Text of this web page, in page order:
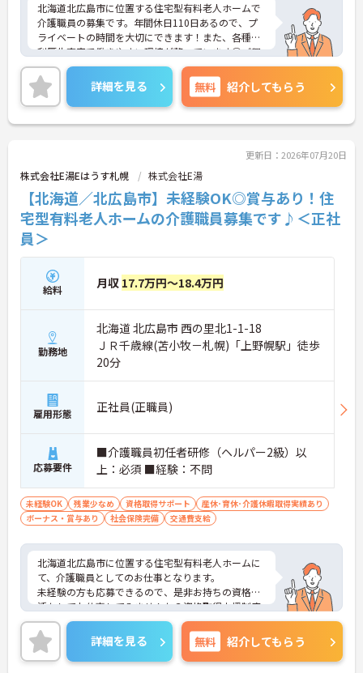
北海道北広島市に位置する住宅型有料老人ホームで
介護職員の募集です。年間休日110日あるので、プ
ライベートの時間を大切にできます！また、各種福
利厚生充実で働きやすい環境が整っています◎ご興
味のある方はご面接のポイントお伝えしますのでご
気軽にお問い合わせください。
詳細を見る 無料 紹介してもらう
更新日：2026年07月20日
株式会社E湯Eはうす札幌 株式会社E湯
【北海道／北広島市】未経験OK◎賞与あり！住
宅型有料老人ホームの介護職員募集です♪＜正社
員＞
給料 月収 17.7万円～18.4万円
勤務地
北海道 北広島市 西の里北1-1-18
ＪＲ千歳線(苫小牧－札幌)「上野幌駅」徒歩
20分
雇用形態 正社員(正職員)
応募要件
■介護職員初任者研修（ヘルパー2級）以
上：必須 ■経験：不問
未経験OK 残業少なめ 資格取得サポート
産休･育休･介護休暇取得実績あり
ボーナス・賞与あり
社会保険完備 交通費支給
北海道北広島市に位置する住宅型有料老人ホームに
て、介護職員としてのお仕事となります。
未経験の方も応募できるので、是非お持ちの資格を
活かしてお仕事してみませんか？資格取得支援制度
もあるので、ご自身のキャリアアップも目指せま
す！
ご興味ある方は面接ポイントをお伝えしますので、
お気軽にお問い合わせください♪
詳細を見る 無料 紹介してもらう